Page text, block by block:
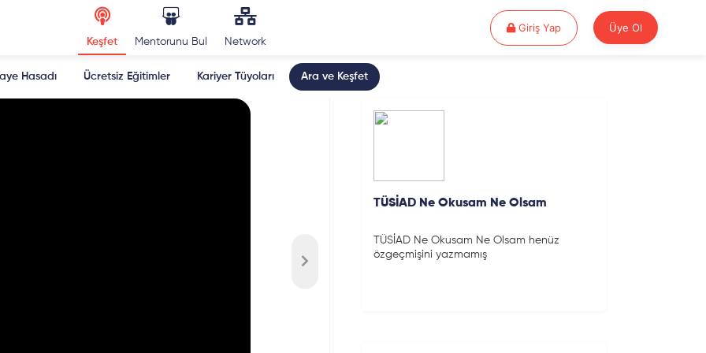
Keşfet Mentorunu Bul Network
Giriş YapGiriş Yap Üye Ol
Hasadı Ücretsiz Eğitimler Kariyer Tüyoları Ara ve Keşfet
TÜSİAD Ne Okusam Ne Olsam
TÜSİAD Ne Okusam Ne Olsam henüz
özgeçmişini yazmamış